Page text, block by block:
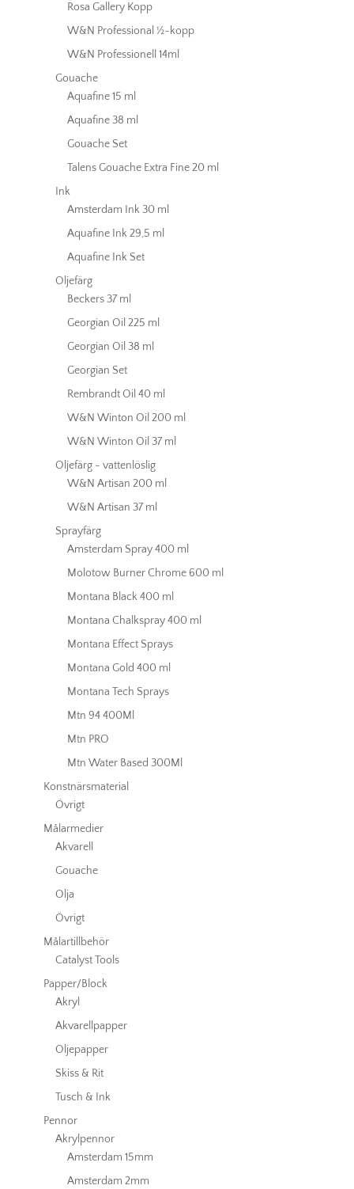
Rosa Gallery Kopp
W&N Professional ½-kopp
W&N Professionell 14ml
Gouache
Aquafine 15 ml
Aquafine 38 ml
Gouache Set
Talens Gouache Extra Fine 20 ml
Ink
Amsterdam Ink 30 ml
Aquafine Ink 29,5 ml
Aquafine Ink Set
Oljefärg
Beckers 37 ml
Georgian Oil 225 ml
Georgian Oil 38 ml
Georgian Set
Rembrandt Oil 40 ml
W&N Winton Oil 200 ml
W&N Winton Oil 37 ml
Oljefärg - vattenlöslig
W&N Artisan 200 ml
W&N Artisan 37 ml
Sprayfärg
Amsterdam Spray 400 ml
Molotow Burner Chrome 600 ml
Montana Black 400 ml
Montana Chalkspray 400 ml
Montana Effect Sprays
Montana Gold 400 ml
Montana Tech Sprays
Mtn 94 400Ml
Mtn PRO
Mtn Water Based 300Ml
Konstnärsmaterial
Övrigt
Målarmedier
Akvarell
Gouache
Olja
Övrigt
Målartillbehör
Catalyst Tools
Papper/Block
Akryl
Akvarellpapper
Oljepapper
Skiss & Rit
Tusch & Ink
Pennor
Akrylpennor
Amsterdam 15mm
Amsterdam 2mm